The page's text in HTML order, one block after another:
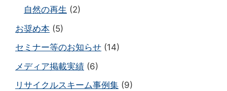
自然の再生 (2)
お奨め本 (5)
セミナー等のお知らせ (14)
メディア掲載実績 (6)
リサイクルスキーム事例集 (9)